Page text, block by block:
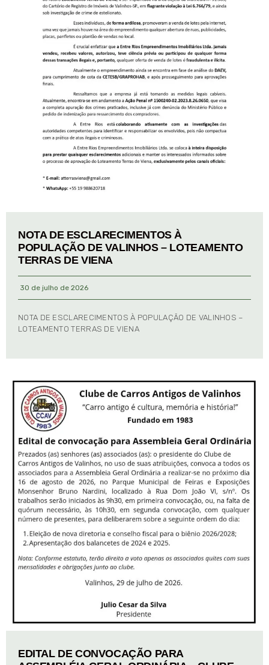
NOTA DE ESCLARECIMENTOS À
POPULAÇÃO DE VALINHOS – LOTEAMENTO
TERRAS DE VIENA
30 de julho de 2026
NOTA DE ESCLARECIMENTOS À POPULAÇÃO DE VALINHOS –
LOTEAMENTO TERRAS DE VIENA
EDITAL DE CONVOCAÇÃO PARA